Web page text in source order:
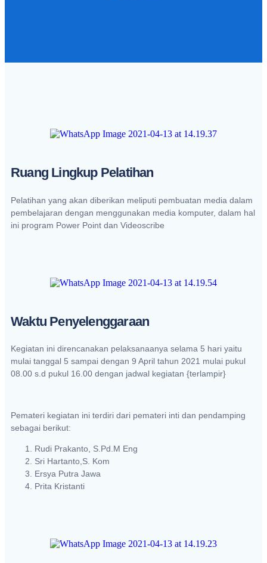
Ruang Lingkup Pelatihan
Pelatihan yang akan diberikan meliputi pembuatan media dalam
pembelajaran dengan menggunakan media komputer, dalam hal
ini program Power Point dan Videoscribe
Waktu Penyelenggaraan
Kegiatan ini direncanakan pelaksanaanya selama 5 hari yaitu
mulai tanggal 5 sampai dengan 9 April tahun 2021 mulai pukul
08.00 s.d pukul 16.00 dengan jadwal kegiatan {terlampir}
Pemateri kegiatan ini terdiri dari pemateri inti dan pendamping
sebagai berikut:
Rudi Prakanto, S.Pd.M Eng
Sri Hartanto,S. Kom
Ersya Putra Jawa
Prita Kristanti